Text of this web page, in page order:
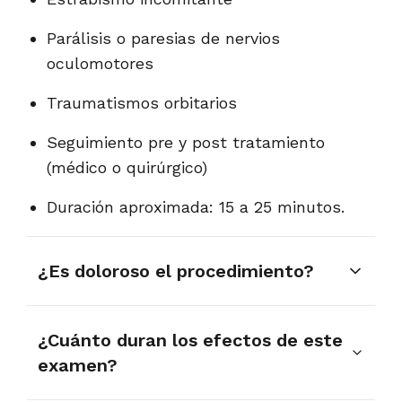
Parálisis o paresias de nervios
oculomotores
Traumatismos orbitarios
Seguimiento pre y post tratamiento
(médico o quirúrgico)
Duración aproximada: 15 a 25 minutos.
¿Es doloroso el procedimiento?
El Test de Hess-Lancaster es indoloro y
no invasivo. No implica contacto directo
¿Cuánto duran los efectos de este
examen?